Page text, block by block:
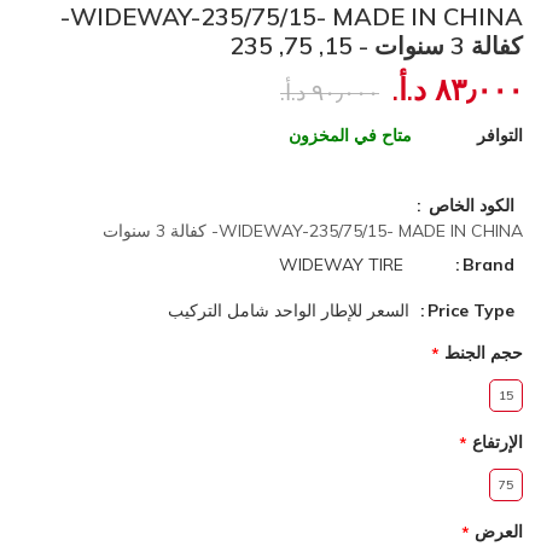
WIDEWAY-235/75/15- MADE IN CHINA-
كفالة 3 سنوات - 15, 75, 235
٨٣٫٠٠٠ د.أ.‏ ٩٠٫٠٠٠ د.أ.‏
التوافر متاح في المخزون
الكود الخاص
WIDEWAY-235/75/15- MADE IN CHINA- كفالة 3 سنوات
Brand
WIDEWAY TIRE
Price Type
السعر للإطار الواحد شامل التركيب
حجم الجنط
15
الإرتفاع
75
العرض